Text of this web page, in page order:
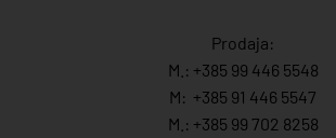
Prodaja:
M.: +385 99 446 5548
M: +385 91 446 5547
M.: +385 99 702 8258